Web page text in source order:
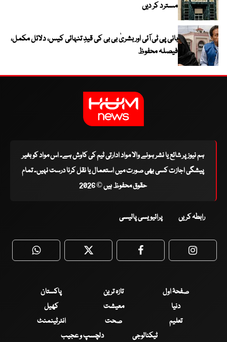
مسترد کر دیں
بانی پی ٹی آئی اور بشریٰ بی بی کی قیدِ تنہائی کیس، دلائل مکمل،
فیصلہ محفوظ
ہم نیوز پر شائع یا نشر ہونے والا مواد ادارتی ٹیم کی کاوش ہے۔ اس مواد کو بغیر
پیشگی اجازت کسی بھی صورت میں استعمال یا نقل کرنا درست نہیں۔ تمام
حقوق محفوظ ہیں © 2026
رابطہ کریں پرائیویسی پالیسی
WhatsApp Twitter Facebook
صفحۂ اول تازہ ترین
پاکستان
دنیا
معیشت
کھیل
تعلیم
صحت
انٹرٹینمنٹ
ٹیکنالوجی
دلچسپ و عجیب